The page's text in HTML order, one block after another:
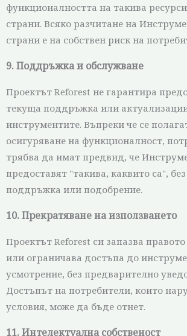
функционалността на такива
страни. Всяко разчитане на
страни е на собствен риск на
9. Поддръжка и обслужване
Проектът Reforest не гарантира
текуща поддръжка или
инструментите. Въпреки че се
осигуряване на функционалност,
трябва да имат предвид, че
предоставят "такива, каквито са",
поддръжка или подобрение.
10. Прекратяване на използването
Проектът Reforest си запазва
или ограничава достъпа до
усмотрение, без предварително
Достъпът на потребители, които
условия, може да бъде отнет.
11. Интелектуална собственост